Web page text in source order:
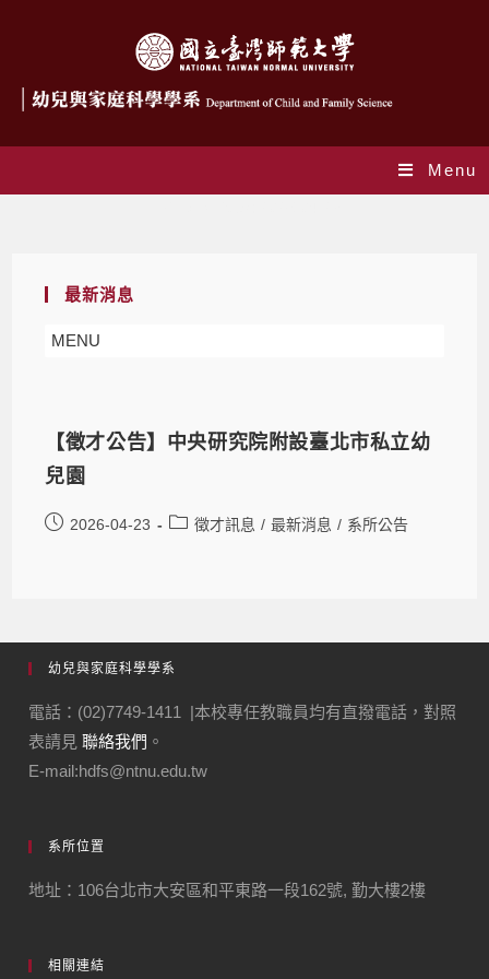
Menu
最新消息
MENU
【徵才公告】中央研究院附設臺北市私立幼
兒園
2026-04-23 徵才訊息 / 最新消息 / 系所公告
幼兒與家庭科學學系
電話：(02)7749-1411 |本校專任教職員均有直撥電話，對照
表請見聯絡我們 。
E-mail:hdfs@ntnu.edu.tw
系所位置
地址：106台北市大安區和平東路一段162號, 勤大樓2樓
相關連結